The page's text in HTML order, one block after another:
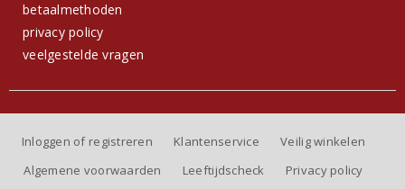
betaalmethoden
privacy policy
veelgestelde vragen
Inloggen of registreren Klantenservice
Veilig winkelen
Algemene voorwaarden
Leeftijdscheck
Privacy policy